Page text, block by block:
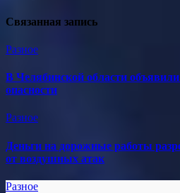
Связанная запись
Разное
В Челябинской области
опасности
Разное
Деньги на дорожные работы
от воздушных атак
Разное